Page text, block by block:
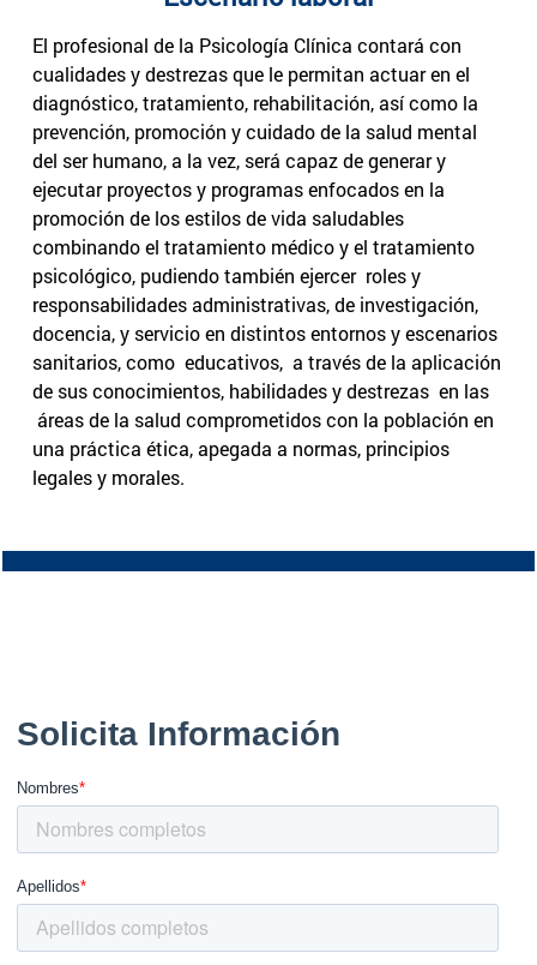
El profesional de la Psicología Clínica contará con
cualidades y destrezas que le permitan actuar en el
diagnóstico, tratamiento, rehabilitación, así como la
prevención, promoción y cuidado de la salud mental
del ser humano, a la vez, será capaz de generar y
ejecutar proyectos y programas enfocados en la
promoción de los estilos de vida saludables
combinando el tratamiento médico y el tratamiento
psicológico, pudiendo también ejercer roles y
responsabilidades administrativas, de investigación,
docencia, y servicio en distintos entornos y escenarios
sanitarios, como educativos, a través de la aplicación
de sus conocimientos, habilidades y destrezas en las
áreas de la salud comprometidos con la población en
una práctica ética, apegada a normas, principios
legales y morales.